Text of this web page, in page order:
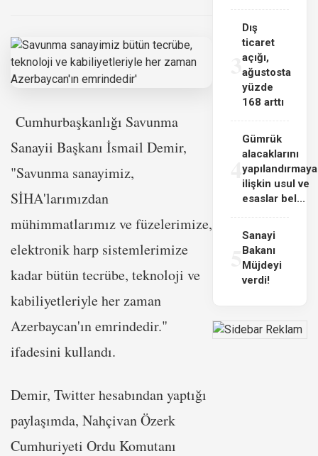
Cumhurbaşkanlığı Savunma
Sanayii Başkanı İsmail Demir,
"Savunma sanayimiz,
SİHA'larımızdan
mühimmatlarımız ve füzelerimize,
elektronik harp sistemlerimize
kadar bütün tecrübe, teknoloji ve
kabiliyetleriyle her zaman
Azerbaycan'ın emrindedir."
ifadesini kullandı.
Demir, Twitter hesabından yaptığı
paylaşımda, Nahçivan Özerk
Cumhuriyeti Ordu Komutanı
3
Dış
ticaret
açığı,
ağustosta
yüzde
168 arttı
4
Gümrük
alacaklarını
yapılandırmaya
ilişkin usul ve
esaslar bel...
Sanayi
Bakanı
Müjdeyi
verdi!